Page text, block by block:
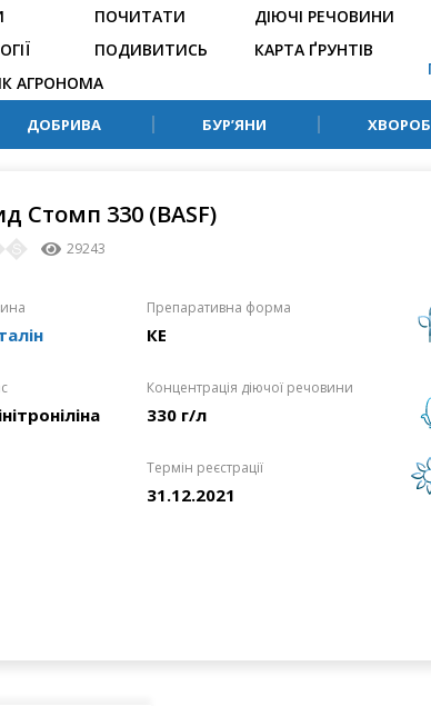
ПОЧИТАТИ
ПОДИВИТИСЬ
ДІЮЧІ РЕЧОВИНИ
КАРТА ҐРУНТІВ
АГРОНОМА
ДОБРИВА БУР’ЯНИ
Стомп 330 (BASF)
29243
Препаративна форма
КЕ
Концентрація діючої речовини
330 г/л
Термін реєстрації
31.12.2021